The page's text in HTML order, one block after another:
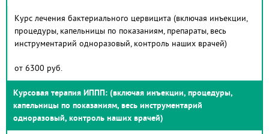
Курс лечения бактериального цервицита (включая инъекции,
процедуры, капельницы по показаниям, препараты, весь
инструментарий одноразовый, контроль наших врачей)
от 6300 руб.
Курсовая терапия ИППП: (включая инъекции, процедуры,
капельницы по показаниям, весь инструментарий
одноразовый, контроль наших врачей)